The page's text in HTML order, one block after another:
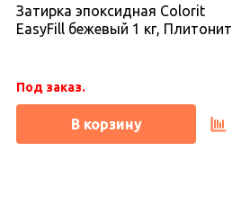
Затирка эпоксидная Colorit
EasyFill бежевый 1 кг, Плитонит
Под заказ.
В корзину